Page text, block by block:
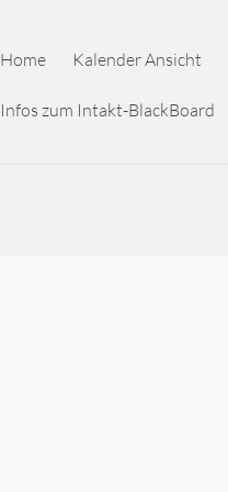
Home Kalender Ansicht
Infos zum Intakt-BlackBoard